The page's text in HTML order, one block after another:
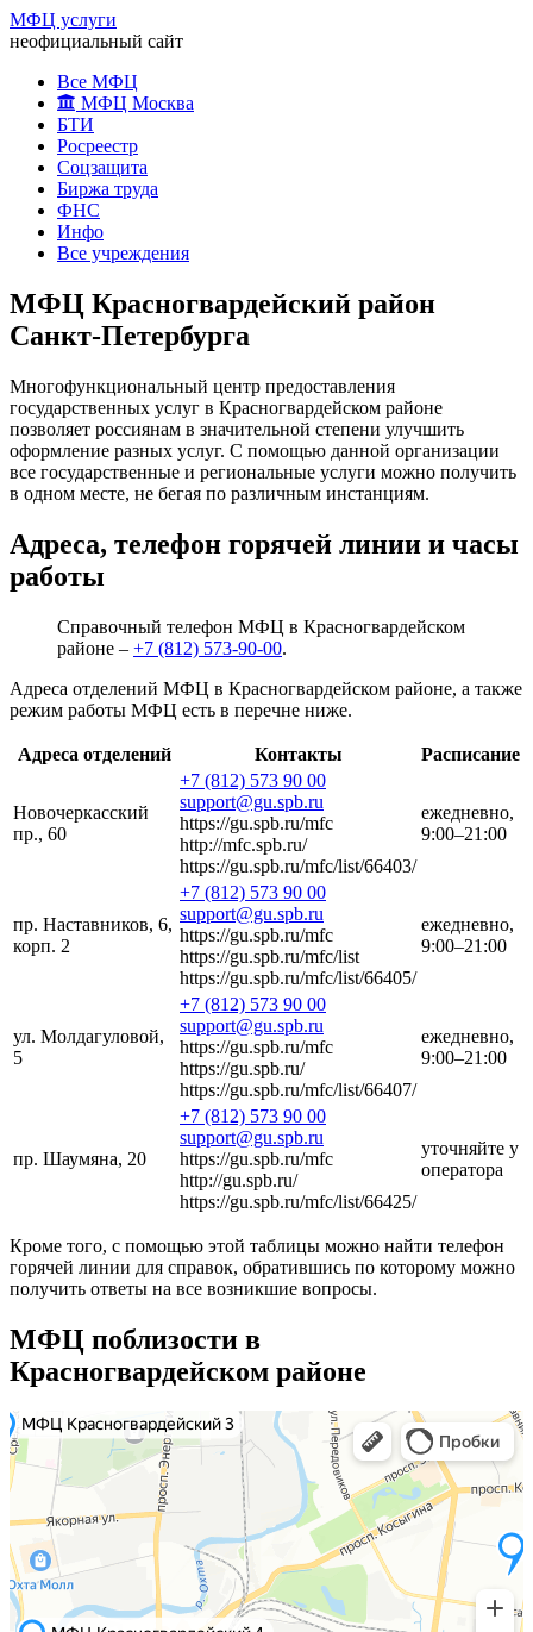
МФЦ услуги
неофициальный сайт
Все МФЦ
МФЦ Москва
БТИ
Росреестр
Соцзащита
Биржа труда
ФНС
Инфо
Все учреждения
МФЦ Красногвардейский район
Санкт-Петербурга
Многофункциональный центр предоставления
государственных услуг в Красногвардейском районе
позволяет россиянам в значительной степени улучшить
оформление разных услуг. С помощью данной организации
все государственные и региональные услуги можно получить
в одном месте, не бегая по различным инстанциям.
Адреса, телефон горячей линии и часы
работы
Справочный телефон МФЦ в Красногвардейском
районе – +7 (812) 573-90-00.
Адреса отделений МФЦ в Красногвардейском районе, а также
режим работы МФЦ есть в перечне ниже.
Адреса отделений Контакты Расписание
Новочеркасский
пр., 60
+7 (812) 573 90 00
support@gu.spb.ru
https://gu.spb.ru/mfc
http://mfc.spb.ru/
https://gu.spb.ru/mfc/list/66403/
ежедневно,
9:00–21:00
пр. Наставников, 6,
корп. 2
+7 (812) 573 90 00
support@gu.spb.ru
https://gu.spb.ru/mfc
https://gu.spb.ru/mfc/list
https://gu.spb.ru/mfc/list/66405/
ежедневно,
9:00–21:00
ул. Молдагуловой,
5
+7 (812) 573 90 00
support@gu.spb.ru
https://gu.spb.ru/mfc
https://gu.spb.ru/
https://gu.spb.ru/mfc/list/66407/
ежедневно,
9:00–21:00
пр. Шаумяна, 20
+7 (812) 573 90 00
support@gu.spb.ru
https://gu.spb.ru/mfc
http://gu.spb.ru/
https://gu.spb.ru/mfc/list/66425/
уточняйте у
оператора
Кроме того, с помощью этой таблицы можно найти телефон
горячей линии для справок, обратившись по которому можно
получить ответы на все возникшие вопросы.
МФЦ поблизости в
Красногвардейском районе